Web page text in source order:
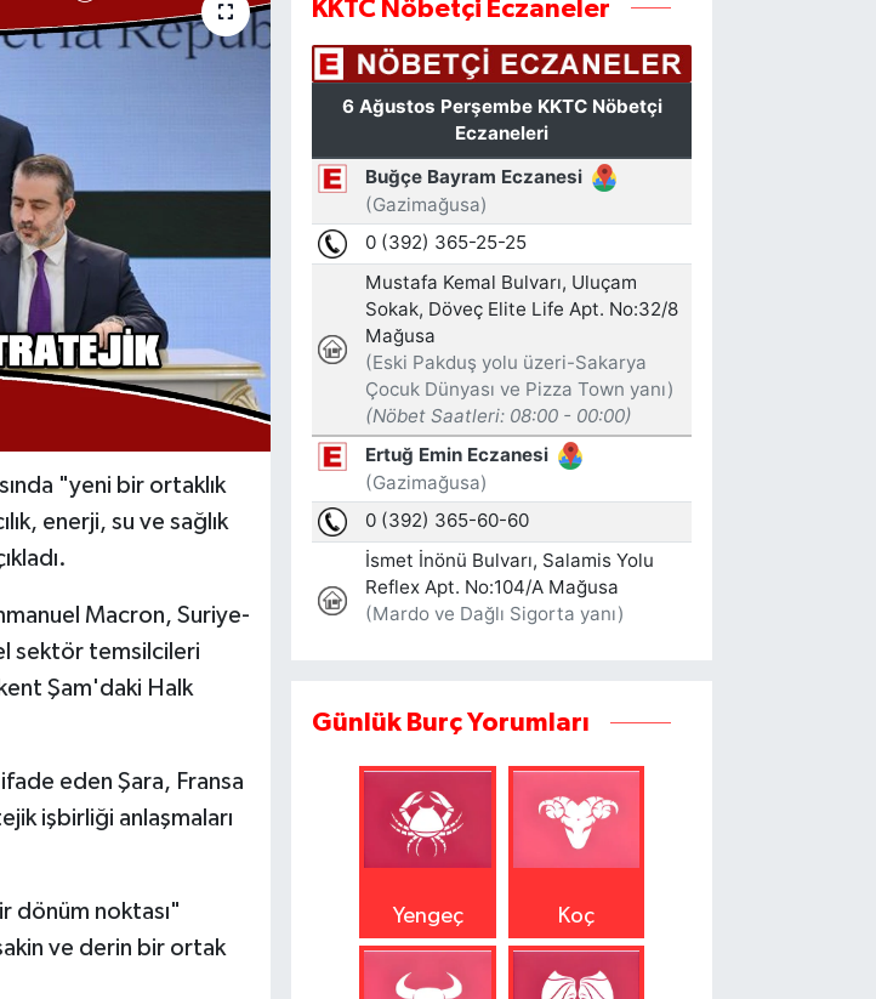
"yeni bir ortaklık
enerji, su ve sağlık
Macron, Suriye-
sektör temsilcileri
Şam'daki Halk
ifade eden Şara, Fransa
işbirliği anlaşmaları
dönüm noktası"
ve derin bir ortak
KKTC Nöbetçi Eczaneler
Günlük Burç Yorumları
Yengeç Koç